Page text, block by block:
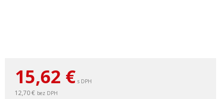
15,62 € s DPH
12,70 € bez DPH